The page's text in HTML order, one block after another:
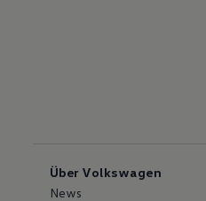
Über Volkswagen
News